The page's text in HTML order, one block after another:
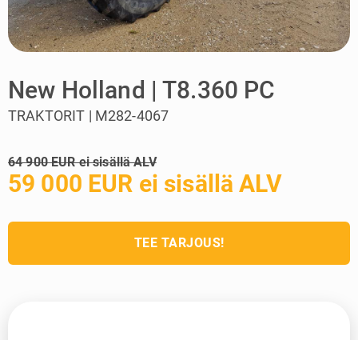
New Holland | T8.360 PC
TRAKTORIT | M282-4067
64 900 EUR ei sisällä ALV
59 000 EUR ei sisällä ALV
TEE TARJOUS!